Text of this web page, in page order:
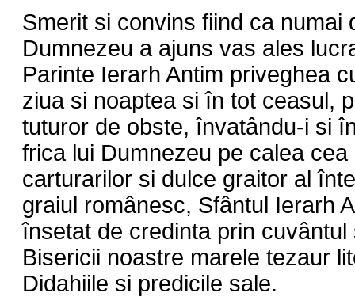
Smerit si convins fiind ca numai
Dumnezeu a ajuns vas ales
Parinte Ierarh Antim priveghea
ziua si noaptea si în tot ceasul,
tuturor de obste, învatându-i si
frica lui Dumnezeu pe calea
carturarilor si dulce graitor al
graiul românesc, Sfântul Ierarh
însetat de credinta prin
Bisericii noastre marele tezaur
Didahiile si predicile sale.